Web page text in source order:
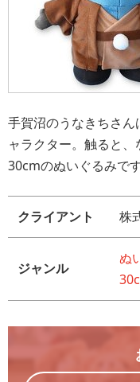
手賀沼のうなきちさ
ャラクター。触ると
30cmのぬいぐるみです
クライアント 株
ジャンル
ぬ